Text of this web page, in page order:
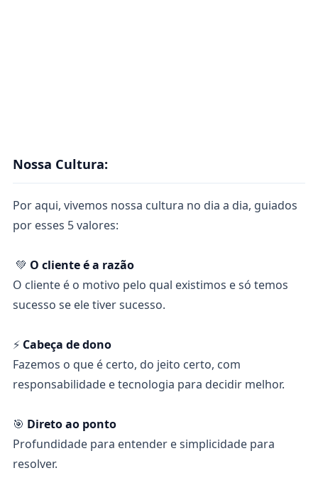
Nossa Cultura:
Por aqui, vivemos nossa cultura no dia a dia, guiados
por esses 5 valores:
💚 O cliente é a razão
O cliente é o motivo pelo qual existimos e só temos
sucesso se ele tiver sucesso.
⚡ Cabeça de dono
Fazemos o que é certo, do jeito certo, com
responsabilidade e tecnologia para decidir melhor.
🎯 Direto ao ponto
Profundidade para entender e simplicidade para
resolver.